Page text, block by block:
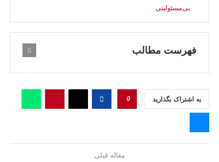
بی‌مسئولیتی
فهرست مطالب
به اشتراک بگذارید 0
مقاله قبلی